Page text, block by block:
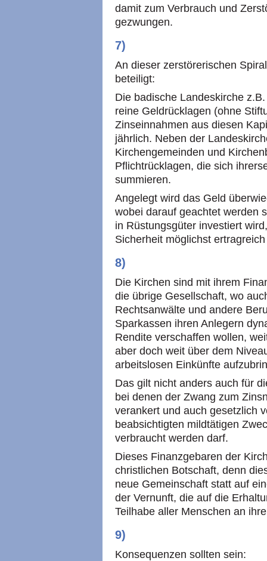
damit zum Verbrauch und
gezwungen.
7)
An dieser zerstörerischen
beteiligt:
Die badische Landeskirche
reine Geldrücklagen (ohne
Zinseinnahmen aus diesen
jährlich. Neben der
Kirchengemeinden und
Pflichtrücklagen, die sich
summieren.
Angelegt wird das Geld
wobei darauf geachtet werden
in Rüstungsgüter investiert
Sicherheit möglichst
8)
Die Kirchen sind mit ihrem
die übrige Gesellschaft, wo
Rechtsanwälte und andere
Sparkassen ihren Anlegern
Rendite verschaffen wollen,
aber doch weit über dem
arbeitslosen Einkünfte
Das gilt nicht anders auch für
bei denen der Zwang zum
verankert und auch gesetzlich
beabsichtigten mildtätigen
verbraucht werden darf.
Dieses Finanzgebaren der
christlichen Botschaft, denn
neue Gemeinschaft statt auf
der Vernunft, die auf die
Teilhabe aller Menschen an
9)
Konsequenzen sollten sein: